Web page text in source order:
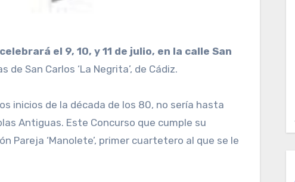
el 9, 10, y 11 de julio, en la calle San
San Carlos ‘La Negrita’, de Cádiz.
inicios de la década de los 80, no sería hasta
Antiguas. Este Concurso que cumple su
Pareja ‘Manolete’, primer cuartetero al que se le